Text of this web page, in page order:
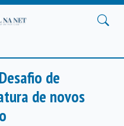
de
de novos